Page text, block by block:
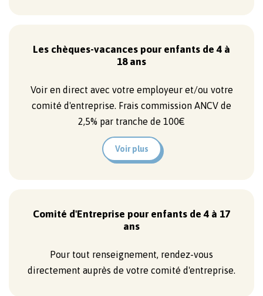
Les chèques-vacances pour enfants de 4 à
18 ans
Voir en direct avec votre employeur et/ou votre
comité d'entreprise. Frais commission ANCV de
2,5% par tranche de 100€
Voir plus
Comité d'Entreprise pour enfants de 4 à 17
ans
Pour tout renseignement, rendez-vous
directement auprès de votre comité d'entreprise.